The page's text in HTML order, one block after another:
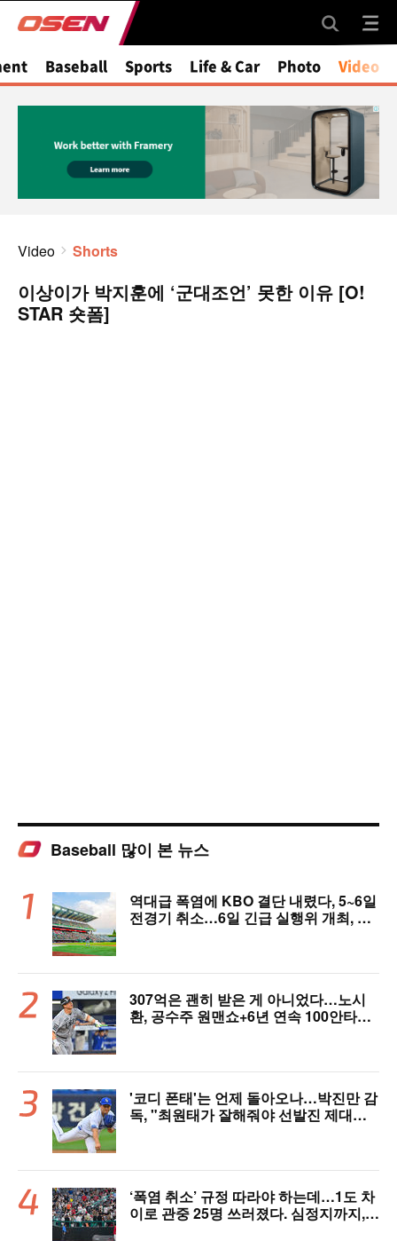
Baseball Sports Life & Car Photo Video
Video Shorts
이상이가 박지훈에 ‘군대조언’ 못한 이유 [O!
STAR 숏폼]
Baseball 많이 본 뉴스
역대급 폭염에 KBO 결단 내렸다, 5~6일
전경기 취소…6일 긴급 실행위 개최, 폭
307억은 괜히 받은 게 아니었다…노시
환, 공수주 원맨쇼+6년 연속 100안타
'코디 폰태'는 언제 돌아오나…박진만 감
독, "최원태가 잘해줘야 선발진 제대로
‘폭염 취소’ 규정 따라야 하는데…1도 차
이로 관중 25명 쓰러졌다. 심정지까지,